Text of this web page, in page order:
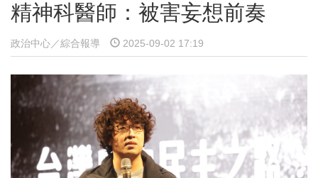
精神科醫師：被害妄想前奏
政治中心／綜合報導 2025-09-02 17:19